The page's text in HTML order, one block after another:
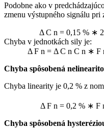
Podobne ako v
zmenu výstupného signálu
Δ C n = 0,15 % ∗ 2
Chyba v jednotkách sily je:
Δ F n = Δ C n C n ∗ F
Chyba spôsobená
Chyba linearity je 0,2 % z
Δ F n = 0,2 % ∗ F
Chyba spôsobená